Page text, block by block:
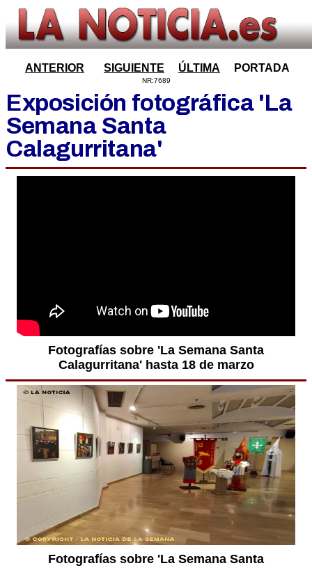
ANTERIOR SIGUIENTE ÚLTIMA PORTADA
NR:7689
Exposición fotográfica 'La
Semana Santa
Calagurritana'
Fotografías sobre 'La Semana Santa
Calagurritana' hasta 18 de marzo
Fotografías sobre 'La Semana Santa